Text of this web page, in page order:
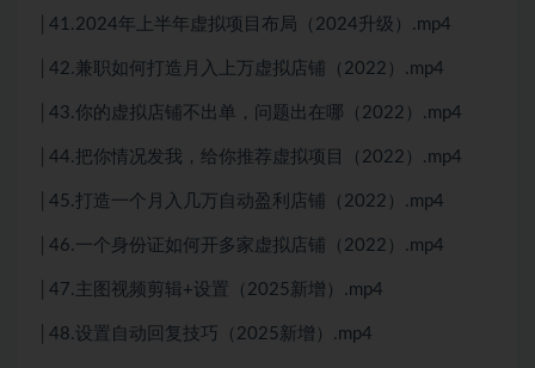
│41.2024年上半年虚拟项目布局（2024升级）.mp4
│42.兼职如何打造月入上万虚拟店铺（2022）.mp4
│43.你的虚拟店铺不出单，问题出在哪（2022）.mp4
│44.把你情况发我，给你推荐虚拟项目（2022）.mp4
│45.打造一个月入几万自动盈利店铺（2022）.mp4
│46.一个身份证如何开多家虚拟店铺（2022）.mp4
│47.主图视频剪辑+设置（2025新增）.mp4
│48.设置自动回复技巧（2025新增）.mp4